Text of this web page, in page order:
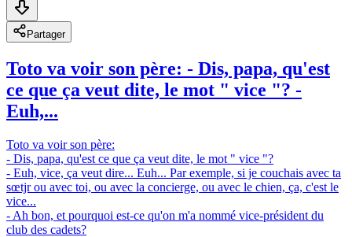
Partager
Toto va voir son père: - Dis, papa, qu'est
ce que ça veut dite, le mot " vice "? -
Euh,...
Toto va voir son père:
- Dis, papa, qu'est ce que ça veut dite, le mot " vice "?
- Euh, vice, ça veut dire... Euh... Par exemple, si je couchais avec ta
sœtjr ou avec toi, ou avec la concierge, ou avec le chien, ça, c'est le
vice...
- Ah bon, et pourquoi est-ce qu'on m'a nommé vice-président du
club des cadets?